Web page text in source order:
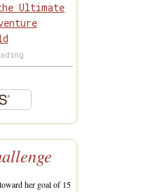
Ultimate
her goal of 15